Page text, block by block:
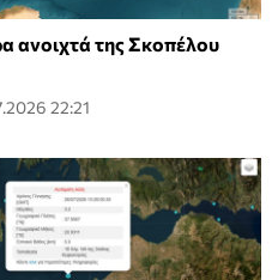
ανοιχτά της Σκοπέλου
22:21